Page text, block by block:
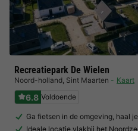
Recreatiepark De Wielen
Noord-holland, Sint Maarten Kaart
6.8 Voldoende
Ga fietsen in de omgeving, haal
Ideale locatie vlakbij het